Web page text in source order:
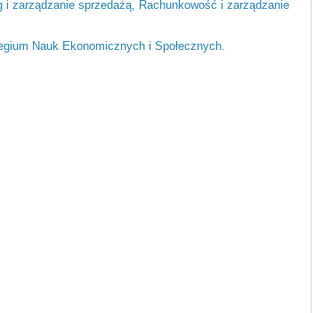
zarządzanie sprzedażą, Rachunkowość i zarządzanie
Nauk Ekonomicznych i Społecznych.